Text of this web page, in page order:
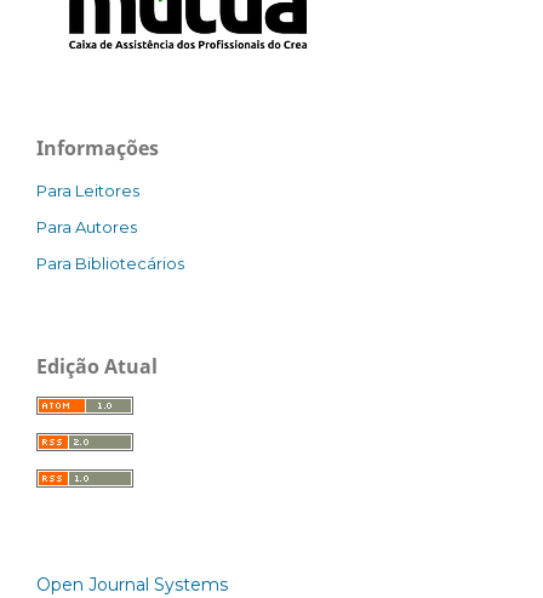
Informações
Para Leitores
Para Autores
Para Bibliotecários
Edição Atual
Open Journal Systems